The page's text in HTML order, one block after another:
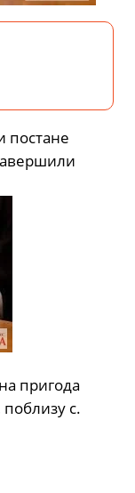
постане
пригода
поблизу с.